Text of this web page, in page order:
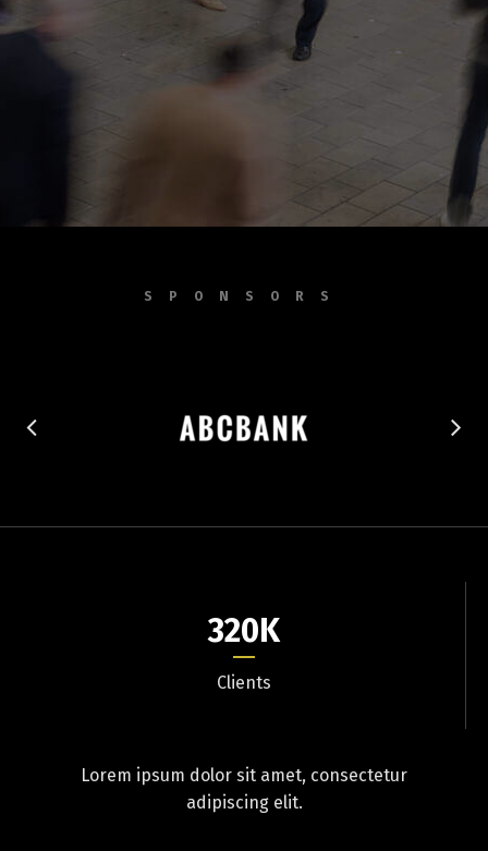
SPONSORS
320K
Clients
Lorem ipsum dolor sit amet, consectetur
adipiscing elit.